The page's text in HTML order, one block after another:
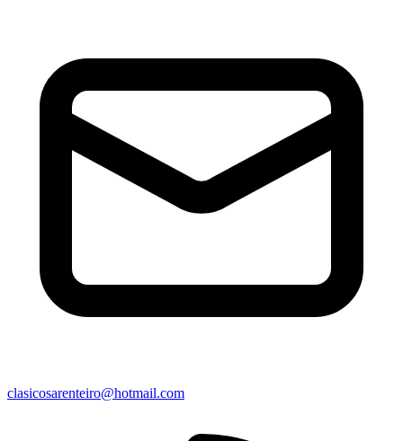
clasicosarenteiro@hotmail.com